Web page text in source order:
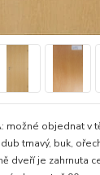
možné objednat v
tmavý, buk,
dveří je zahrnuta